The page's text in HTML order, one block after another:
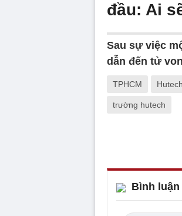
đầu: Ai
Sau sự việc
dẫn đến tử
TPHCM Hutech
trường hutech
Bình luận